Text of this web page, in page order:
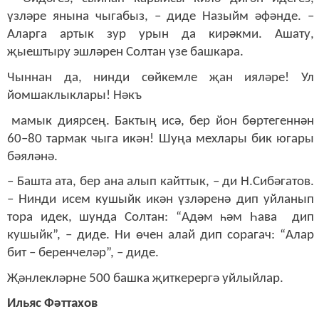
үзләре янына чыгабыз, – диде Назыйм әфәнде. –
Аларга артык зур урын да кирәкми. Ашату,
җыештыру эшләрен Солтан үзе башкара.
Чыннан да, нинди сөйкемле җан ияләре! Ул
йомшаклыклары! Нәкъ
мамык диярсең. Бактың исә, бер йон бөртегеннән
60–80 тармак чыга икән! Шуңа мехлары бик югары
бәяләнә.
– Башта ата, бер ана алып кайттык, – ди Н.Сибәгатов.
– Нинди исем кушыйк икән үзләренә дип уйланып
тора идек, шунда Солтан: “Адәм һәм Һава дип
кушыйк”, – диде. Ни өчен алай дип сорагач: “Алар
бит – беренчеләр”, – диде.
Җәнлекләрне 500 башка җиткерергә уйлыйлар.
Ильяс Фәттахов